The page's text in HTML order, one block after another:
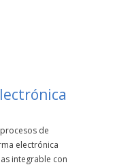
de
electrónica
integrable con